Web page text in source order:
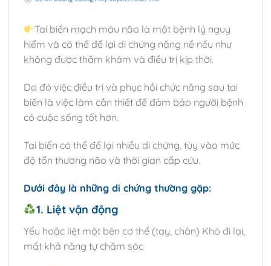
Tai biến mạch máu não là một bệnh lý nguy
hiểm và có thể để lại di chứng nặng nề nếu như
không được thăm khám và điều trị kịp thời.
Do đó việc điều trị và phục hồi chức năng sau tai
biến là việc làm cần thiết để đảm bảo người bệnh
có cuộc sống tốt hơn.
Tai biến có thể để lại nhiều di chứng, tùy vào mức
độ tổn thương não và thời gian cấp cứu.
Dưới đây là những di chứng thường gặp:
1. Liệt vận động
Yếu hoặc liệt một bên cơ thể (tay, chân) Khó đi lại,
mất khả năng tự chăm sóc